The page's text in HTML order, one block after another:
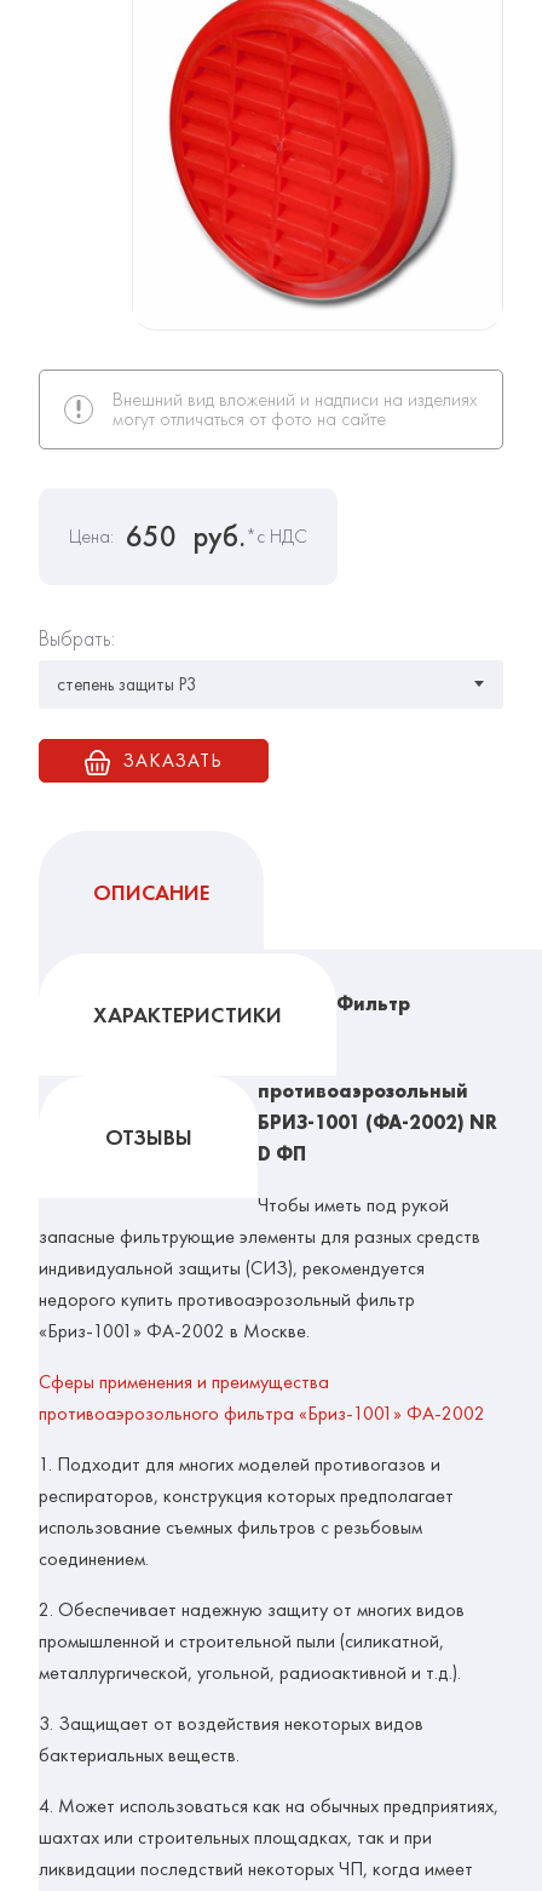
Внешний вид вложений и надписи на изделиях
могут отличаться от фото на сайте
Цена: 650 руб.*с НДС
Выбрать:
ЗАКАЗАТЬ
ОПИСАНИЕ
ХАРАКТЕРИСТИКИ
ОТЗЫВЫ
Фильтр
противоаэрозольный
БРИЗ-1001 (ФА-2002) NR
D ФП
Чтобы иметь под рукой
запасные фильтрующие элементы для разных средств
индивидуальной защиты (СИЗ), рекомендуется
недорого купить противоаэрозольный фильтр
«Бриз-1001» ФА-2002 в Москве.
Сферы применения и преимущества
противоаэрозольного фильтра «Бриз-1001» ФА-2002
1. Подходит для многих моделей противогазов и
респираторов, конструкция которых предполагает
использование съемных фильтров с резьбовым
соединением.
2. Обеспечивает надежную защиту от многих видов
промышленной и строительной пыли (силикатной,
металлургической, угольной, радиоактивной и т.д.).
3. Защищает от воздействия некоторых видов
бактериальных веществ.
4. Может использоваться как на обычных предприятиях,
шахтах или строительных площадках, так и при
ликвидации последствий некоторых ЧП, когда имеет